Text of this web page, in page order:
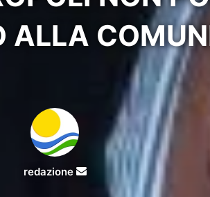
ALLA
redazione
Invia
un'email